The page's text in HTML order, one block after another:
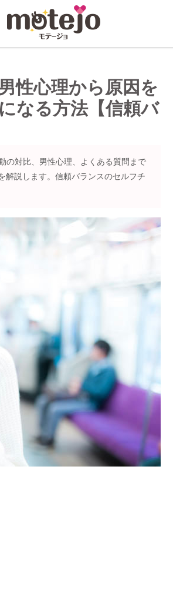
性心理から原因を
なる方法【信頼バ
の対比、男性心理、よくある質問まで
解説します。信頼バランスのセルフチ